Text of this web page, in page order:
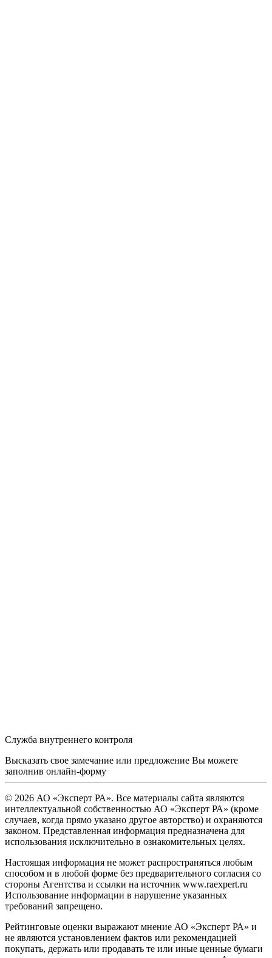
Служба внутреннего контроля
Высказать свое замечание или предложение Вы можете
заполнив онлайн-форму
© 2026 АО «Эксперт РА». Все материалы сайта являются
интеллектуальной собственностью АО «Эксперт РА» (кроме
случаев, когда прямо указано другое авторство) и охраняются
законом. Представленная информация предназначена для
использования исключительно в ознакомительных целях.
Настоящая информация не может распространяться любым
способом и в любой форме без предварительного согласия со
стороны Агентства и ссылки на источник www.raexpert.ru
Использование информации в нарушение указанных
требований запрещено.
Рейтинговые оценки выражают мнение АО «Эксперт РА» и
не являются установлением фактов или рекомендацией
покупать, держать или продавать те или иные ценные бумаги